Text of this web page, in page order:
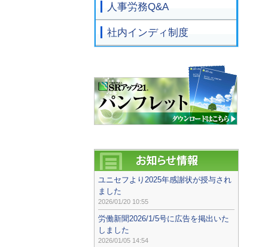
人事労務Q&A
社内インディ制度
ユニセフより2025年感謝状が授与され
ました
2026/01/20 10:55
労働新聞2026/1/5号に広告を掲出いた
しました
2026/01/05 14:54